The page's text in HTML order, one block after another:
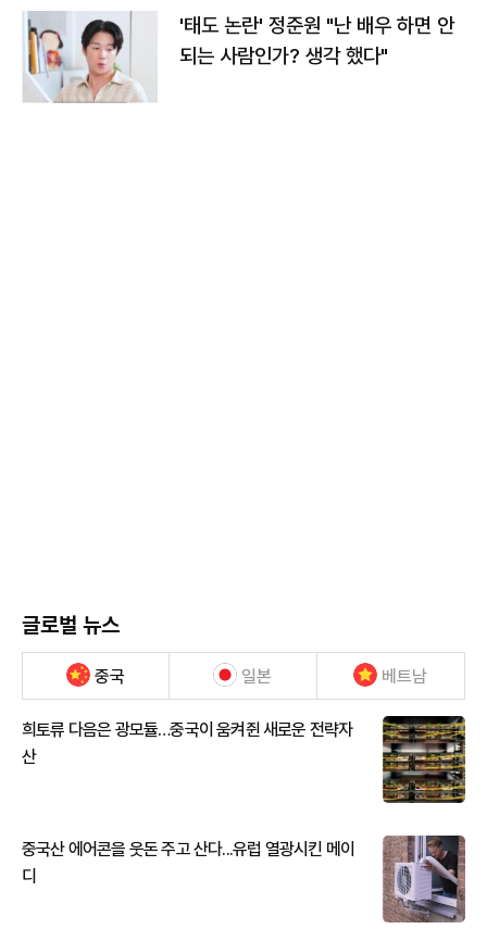
'태도 논란' 정준원 "난 배우 하면 안
되는 사람인가? 생각 했다"
글로벌 뉴스
중국 일본 베트남
희토류 다음은 광모듈…중국이 움켜쥔 새로운 전략자
산
중국산 에어콘을 웃돈 주고 산다...유럽 열광시킨 메이
디